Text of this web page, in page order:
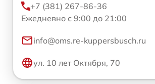
+7 (381) 267-86-36
Ежедневно с 9:00 до 21:00
info@oms.re-kuppersbusch.ru
ул. 10 лет Октября, 70